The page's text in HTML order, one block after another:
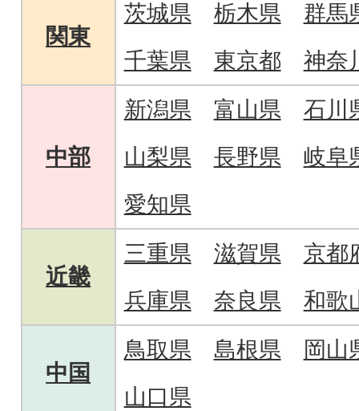
関東
茨城県 栃木県
群馬
千葉県
東京都 神奈
中部
新潟県 富山県
石川
山梨県
長野県
岐阜
愛知県
近畿
三重県 滋賀県
京都
兵庫県
奈良県 和歌
中国
鳥取県 島根県
岡山
山口県